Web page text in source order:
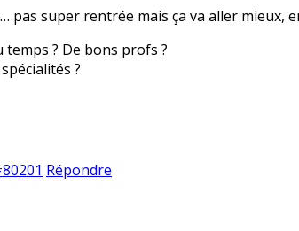
pas super rentrée mais ça va aller mieux,
? De bons profs ?
?
Répondre